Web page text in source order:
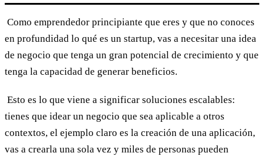
Como emprendedor principiante que eres y que no conoces
en profundidad lo qué es un startup, vas a necesitar una idea
de negocio que tenga un gran potencial de crecimiento y que
tenga la capacidad de generar beneficios.
Esto es lo que viene a significar soluciones escalables:
tienes que idear un negocio que sea aplicable a otros
contextos, el ejemplo claro es la creación de una aplicación,
vas a crearla una sola vez y miles de personas pueden